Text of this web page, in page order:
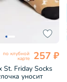
по клубной
карте 257 ₽
St. Friday Socks
уносит